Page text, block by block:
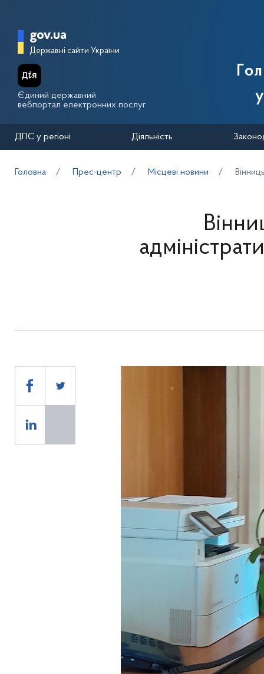
Головна сторінка Державної
gov.ua
Державні сайти України
Єдиний державний
вебпортал електронних послуг
ДПС у регіоні Діяльність
Головна Прес-центр Місцеві новини